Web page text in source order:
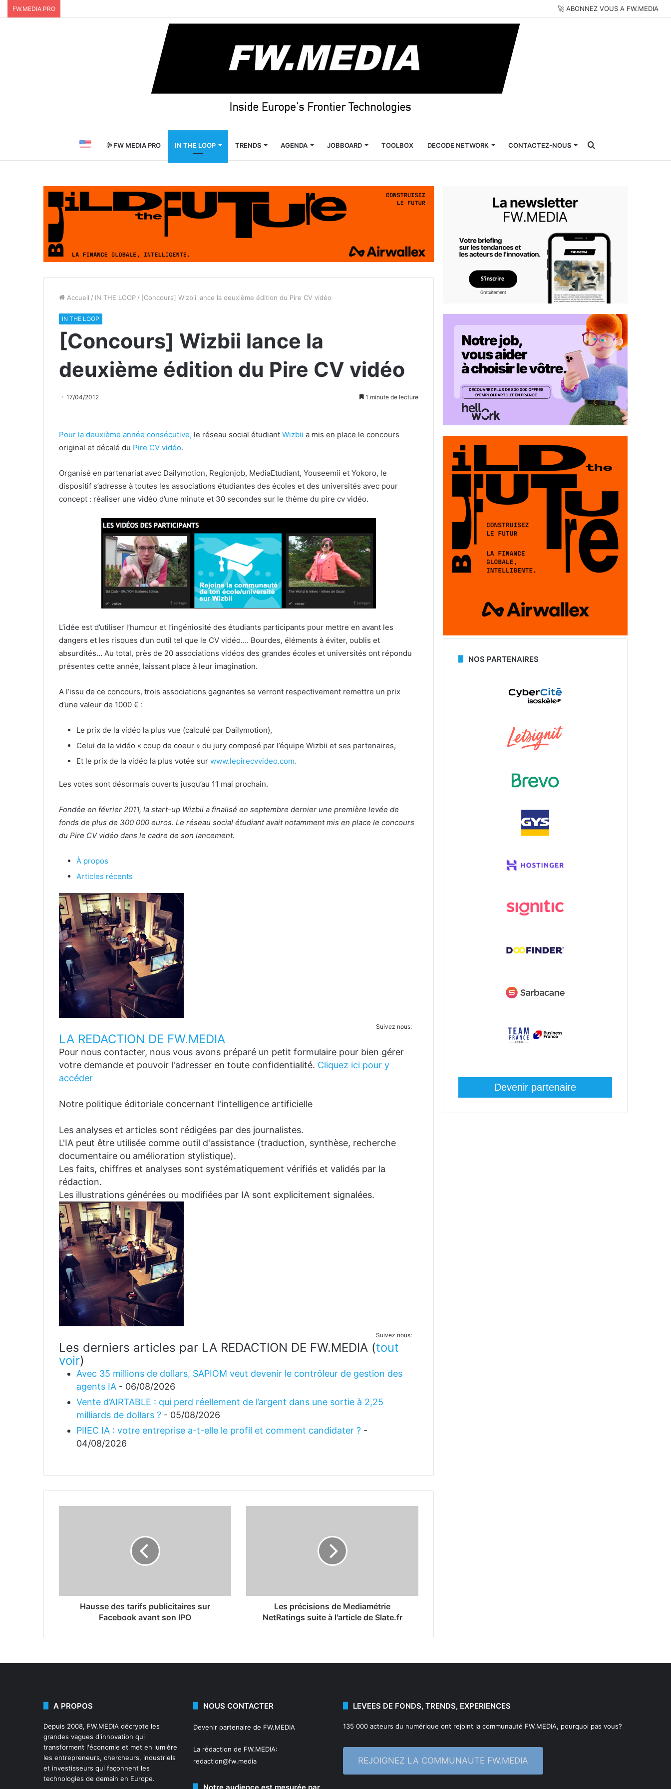
FW.MEDIA PRO 🚀 ABONNEZ VOUS A FW.MEDIA
FW MEDIA PRO IN THE LOOP TRENDS AGENDA JOBBOARD TOOLBOX DECODE NETWORK CONTACTEZ-NOUS Rechercher
Accueil / IN THE LOOP / [Concours] Wizbii lance la deuxième édition du Pire CV vidéo
IN THE LOOP
[Concours] Wizbii lance la
deuxième édition du Pire CV vidéo
17/04/2012 1 minute de lecture
Pour la deuxième année consécutive, le réseau social étudiant Wizbii a mis en place le concours
original et décalé du Pire CV vidéo.
Organisé en partenariat avec Dailymotion, Regionjob, MediaEtudiant, Youseemii et Yokoro, le
dispositif s’adresse à toutes les associations étudiantes des écoles et des universités avec pour
concept : réaliser une vidéo d’une minute et 30 secondes sur le thème du pire cv vidéo.
L’idée est d’utiliser l’humour et l’ingéniosité des étudiants participants pour mettre en avant les
dangers et les risques d’un outil tel que le CV vidéo.… Bourdes, éléments à éviter, oublis et
absurdités… Au total, près de 20 associations vidéos des grandes écoles et universités ont répondu
présentes cette année, laissant place à leur imagination.
A l’issu de ce concours, trois associations gagnantes se verront respectivement remettre un prix
d’une valeur de 1000 € :
Le prix de la vidéo la plus vue (calculé par Dailymotion),
Celui de la vidéo « coup de coeur » du jury composé par l’équipe Wizbii et ses partenaires,
Et le prix de la vidéo la plus votée sur www.lepirecvvideo.com.
Les votes sont désormais ouverts jusqu’au 11 mai prochain.
Fondée en février 2011, la start-up Wizbii a finalisé en septembre dernier une première levée de
fonds de plus de 300 000 euros. Le réseau social étudiant avait notamment mis en place le concours
du Pire CV vidéo dans le cadre de son lancement.
À propos
Articles récents
Suivez nous:
LA REDACTION DE FW.MEDIA
Pour nous contacter, nous vous avons préparé un petit formulaire pour bien gérer
votre demande et pouvoir l'adresser en toute confidentialité. Cliquez ici pour y
accéder
Notre politique éditoriale concernant l'intelligence artificielle
Les analyses et articles sont rédigées par des journalistes.
L'IA peut être utilisée comme outil d'assistance (traduction, synthèse, recherche
documentaire ou amélioration stylistique).
Les faits, chiffres et analyses sont systématiquement vérifiés et validés par la
rédaction.
Les illustrations générées ou modifiées par IA sont explicitement signalées.
Suivez nous:
Les derniers articles par LA REDACTION DE FW.MEDIA (tout
voir)
Avec 35 millions de dollars, SAPIOM veut devenir le contrôleur de gestion des
agents IA - 06/08/2026
Vente d’AIRTABLE : qui perd réellement de l’argent dans une sortie à 2,25
milliards de dollars ? - 05/08/2026
PIIEC IA : votre entreprise a-t-elle le profil et comment candidater ? -
04/08/2026
Hausse des tarifs publicitaires sur
Facebook avant son IPO
Les précisions de Mediamétrie
NetRatings suite à l'article de Slate.fr
NOS PARTENAIRES
Devenir partenaire
A PROPOS
Depuis 2008, FW.MEDIA décrypte les
grandes vagues d'innovation qui
transforment l'économie et met en lumière
les entrepreneurs, chercheurs, industriels
et investisseurs qui façonnent les
technologies de demain en Europe.
NOUS CONTACTER
Devenir partenaire de FW.MEDIA
La rédaction de FW.MEDIA:
redaction@fw.media
Notre audience est mesurée par
LEVEES DE FONDS, TRENDS, EXPERIENCES
135 000 acteurs du numérique ont rejoint la communauté FW.MEDIA, pourquoi pas vous?
REJOIGNEZ LA COMMUNAUTE FW.MEDIA